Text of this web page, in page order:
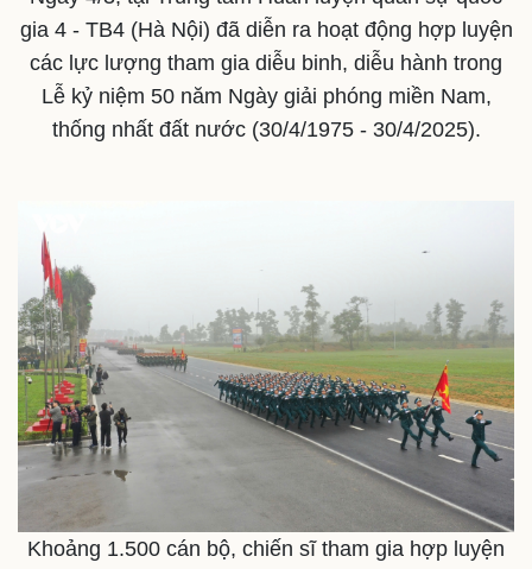
Thế giới
Quan sát
Multimedia
Video
gia 4 - TB4 (Hà Nội) đã diễn ra hoạt động hợp luyện
các lực lượng tham gia diễu binh, diễu hành trong
Lễ kỷ niệm 50 năm Ngày giải phóng miền Nam,
thống nhất đất nước (30/4/1975 - 30/4/2025).
Khoảng 1.500 cán bộ, chiến sĩ tham gia hợp luyện